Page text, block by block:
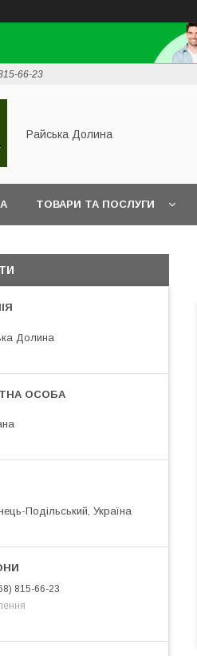
66-23
Райська Долина
ТОВАРИ ТА ПОСЛУГИ
Долина
Подільський, Україна
815-66-23